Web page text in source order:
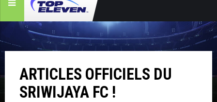
ARTICLES OFFICIELS DU
SRIWIJAYA FC !